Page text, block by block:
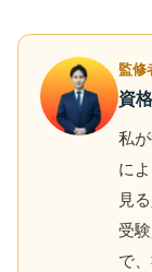
監修
資
私
に
見
受
で